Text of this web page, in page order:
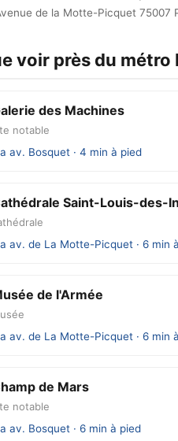
de la Motte-Picquet 75007
voir près du métro
des Machines
notable
av. Bosquet · 4 min à pied
Saint-Louis-des-
av. de La Motte-Picquet · 6 min
de l'Armée
av. de La Motte-Picquet · 6 min
de Mars
notable
av. Bosquet · 6 min à pied